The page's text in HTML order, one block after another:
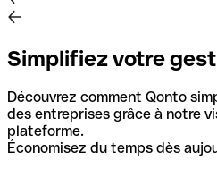
Simplifiez votre
Découvrez comment Qonto
des entreprises grâce à notre
plateforme.
Économisez du temps dès